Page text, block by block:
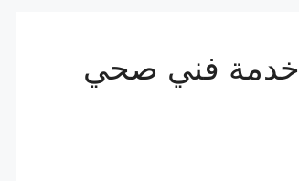
سباك جليب الشيوخ 66817766 خدمة فني صحي